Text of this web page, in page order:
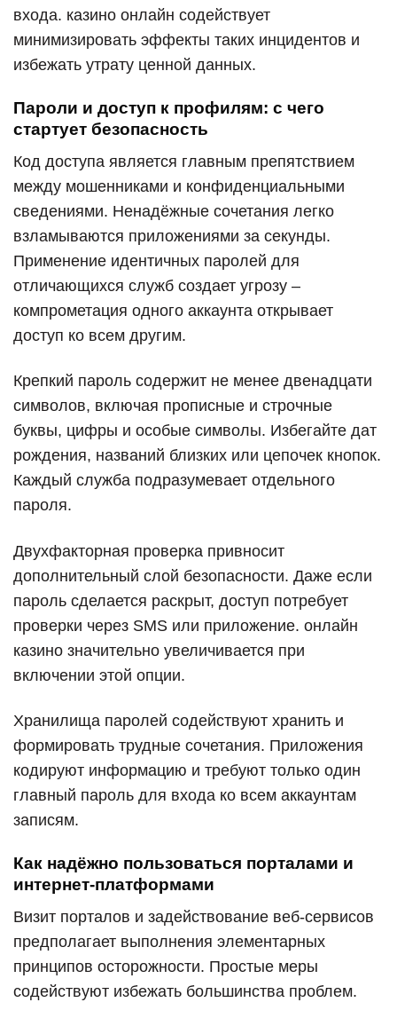
входа. казино онлайн содействует
минимизировать эффекты таких инцидентов и
избежать утрату ценной данных.
Пароли и доступ к профилям: с чего
стартует безопасность
Код доступа является главным препятствием
между мошенниками и конфиденциальными
сведениями. Ненадёжные сочетания легко
взламываются приложениями за секунды.
Применение идентичных паролей для
отличающихся служб создает угрозу –
компрометация одного аккаунта открывает
доступ ко всем другим.
Крепкий пароль содержит не менее двенадцати
символов, включая прописные и строчные
буквы, цифры и особые символы. Избегайте дат
рождения, названий близких или цепочек кнопок.
Каждый служба подразумевает отдельного
пароля.
Двухфакторная проверка привносит
дополнительный слой безопасности. Даже если
пароль сделается раскрыт, доступ потребует
проверки через SMS или приложение. онлайн
казино значительно увеличивается при
включении этой опции.
Хранилища паролей содействуют хранить и
формировать трудные сочетания. Приложения
кодируют информацию и требуют только один
главный пароль для входа ко всем аккаунтам
записям.
Как надёжно пользоваться порталами и
интернет-платформами
Визит порталов и задействование веб-сервисов
предполагает выполнения элементарных
принципов осторожности. Простые меры
содействуют избежать большинства проблем.